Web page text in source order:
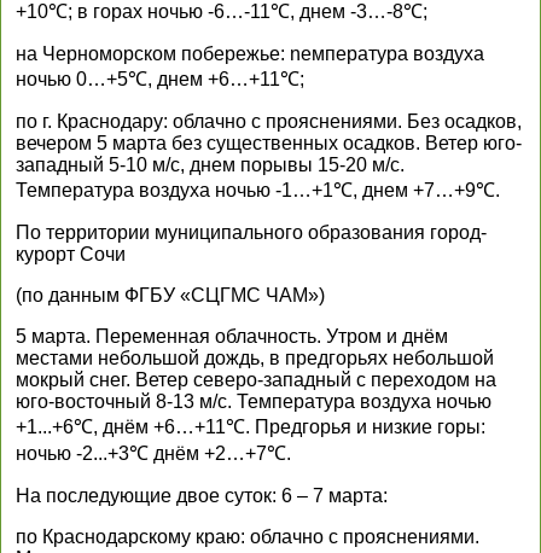
+10℃; в горах ночью -6…-11℃, днем -3…-8℃;
на Черноморском побережье: nемпература воздуха
ночью 0…+5℃, днем +6…+11℃;
по г. Краснодару: облачно с прояснениями. Без осадков,
вечером 5 марта без существенных осадков. Ветер юго-
западный 5-10 м/с, днем порывы 15-20 м/с.
Температура воздуха ночью -1…+1℃, днем +7…+9℃.
По территории муниципального образования город-
курорт Сочи
(по данным ФГБУ «СЦГМС ЧАМ»)
5 марта. Переменная облачность. Утром и днём
местами небольшой дождь, в предгорьях небольшой
мокрый снег. Ветер северо-западный с переходом на
юго-восточный 8-13 м/с. Температура воздуха ночью
+1...+6℃, днём +6…+11℃. Предгорья и низкие горы:
ночью -2...+3℃ днём +2…+7℃.
На последующие двое суток: 6 – 7 марта:
по Краснодарскому краю: облачно с прояснениями.